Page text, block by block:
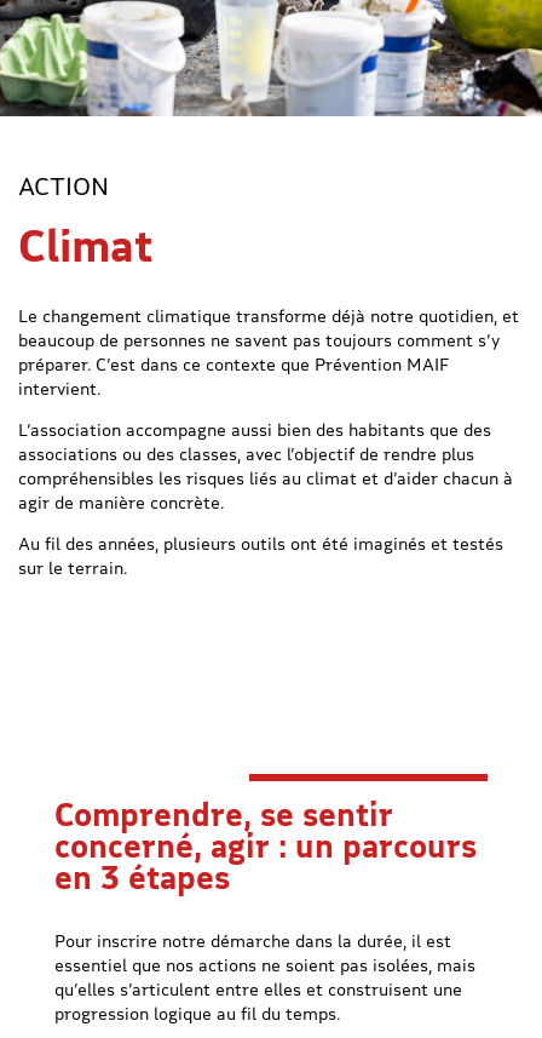
ACTION
Climat
Le changement climatique transforme déjà notre quotidien, et
beaucoup de personnes ne savent pas toujours comment s’y
préparer. C’est dans ce contexte que Prévention MAIF
intervient.
L’association accompagne aussi bien des habitants que des
associations ou des classes, avec l’objectif de rendre plus
compréhensibles les risques liés au climat et d’aider chacun à
agir de manière concrète.
Au fil des années, plusieurs outils ont été imaginés et testés
sur le terrain.
Comprendre, se sentir
concerné, agir : un parcours
en 3 étapes
Pour inscrire notre démarche dans la durée, il est
essentiel que nos actions ne soient pas isolées, mais
qu’elles s’articulent entre elles et construisent une
progression logique au fil du temps.